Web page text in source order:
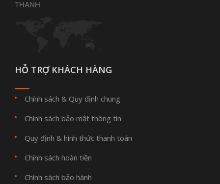
THANH
HỖ TRỢ KHÁCH HÀNG
Chính sách & Quy định chung
Chính sách bảo mật thông tin
Quy định & hình thức thanh toán
Chính sách hoàn tiền
Chính sách bảo hành